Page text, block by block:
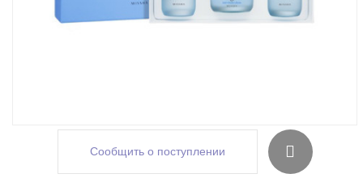
Сообщить о поступлении